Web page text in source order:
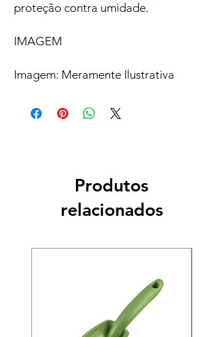
proteção contra umidade.
IMAGEM
Imagem: Meramente Ilustrativa
Produtos
relacionados